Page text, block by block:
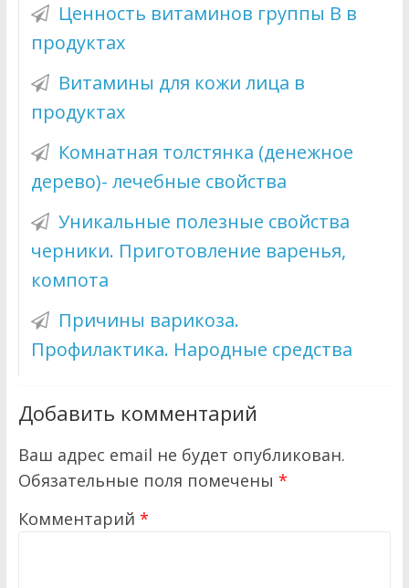
Ценность витаминов группы B в
продуктах
Витамины для кожи лица в
продуктах
Комнатная толстянка (денежное
дерево)- лечебные свойства
Уникальные полезные свойства
черники. Приготовление варенья,
компота
Причины варикоза.
Профилактика. Народные средства
Добавить комментарий
Ваш адрес email не будет опубликован.
Обязательные поля помечены *
Комментарий *